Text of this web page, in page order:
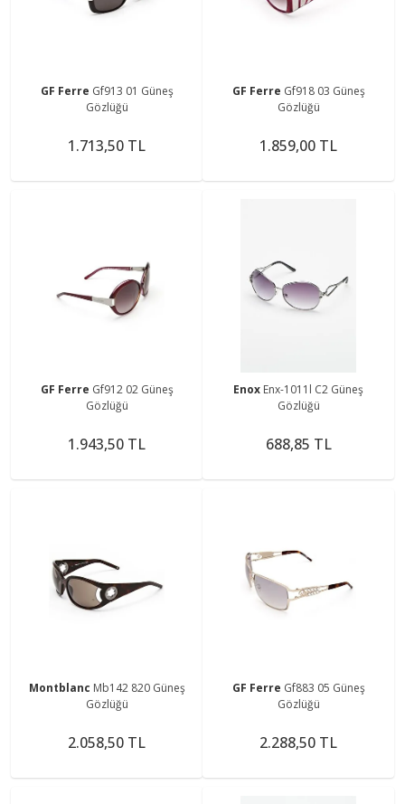
GF Ferre Gf913 01 Güneş
Gözlüğü
1.713,50 TL
GF Ferre Gf918 03 Güneş
Gözlüğü
1.859,00 TL
GF Ferre Gf912 02 Güneş
Gözlüğü
1.943,50 TL
Enox Enx-1011l C2 Güneş
Gözlüğü
688,85 TL
Montblanc Mb142 820 Güneş
Gözlüğü
2.058,50 TL
GF Ferre Gf883 05 Güneş
Gözlüğü
2.288,50 TL